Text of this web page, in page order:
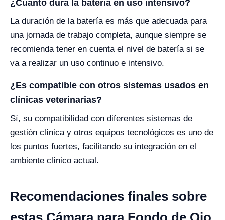
¿Cuánto dura la batería en uso intensivo?
La duración de la batería es más que adecuada para
una jornada de trabajo completa, aunque siempre se
recomienda tener en cuenta el nivel de batería si se
va a realizar un uso continuo e intensivo.
¿Es compatible con otros sistemas usados en
clínicas veterinarias?
Sí, su compatibilidad con diferentes sistemas de
gestión clínica y otros equipos tecnológicos es uno de
los puntos fuertes, facilitando su integración en el
ambiente clínico actual.
Recomendaciones finales sobre